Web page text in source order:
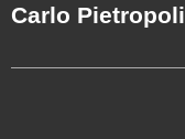
Carlo Pietropoli